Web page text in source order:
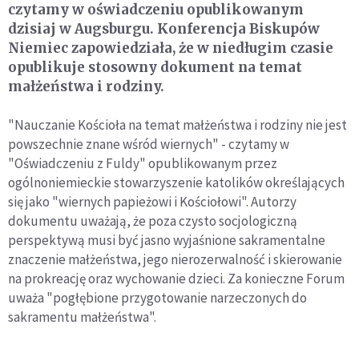
czytamy w oświadczeniu opublikowanym
dzisiaj w Augsburgu. Konferencja Biskupów
Niemiec zapowiedziała, że w niedługim czasie
opublikuje stosowny dokument na temat
małżeństwa i rodziny.
"Nauczanie Kościoła na temat małżeństwa i rodziny nie jest
powszechnie znane wśród wiernych" - czytamy w
"Oświadczeniu z Fuldy" opublikowanym przez
ogólnoniemieckie stowarzyszenie katolików określających
się jako "wiernych papieżowi i Kościołowi". Autorzy
dokumentu uważają, że poza czysto socjologiczną
perspektywą musi być jasno wyjaśnione sakramentalne
znaczenie małżeństwa, jego nierozerwalność i skierowanie
na prokreację oraz wychowanie dzieci. Za konieczne Forum
uważa "pogłębione przygotowanie narzeczonych do
sakramentu małżeństwa".